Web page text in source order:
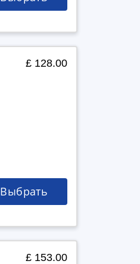
£ 128.00
Выбрать
£ 153.00